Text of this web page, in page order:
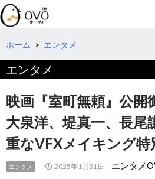
検
索
コ
テ
へ
移
動
ホーム > エンタメ
エンタメ
映画『室町無頼』公
大泉洋、堤真一、長
重なVFXメイキング特
エンタメ 2025年1月31日 エンタメ